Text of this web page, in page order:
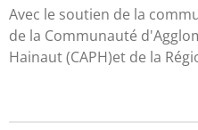
Avec le soutien de la
de la Communauté
Hainaut (CAPH)et de la